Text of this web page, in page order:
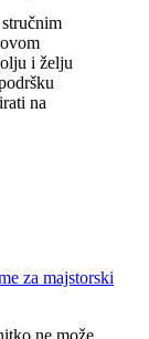
i želju
na
za majstorski
ne može